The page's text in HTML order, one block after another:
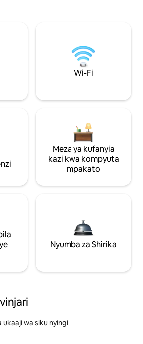
Wi-Fi
Meza ya kufanyia
kazi kwa kompyuta
mpakato
Nyumba za Shirika
ukaaji wa siku nyingi